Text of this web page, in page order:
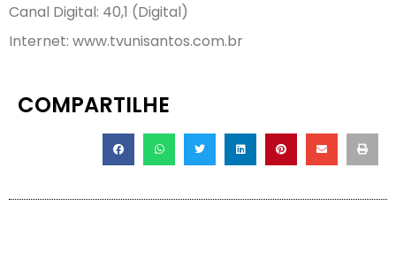
Canal Digital: 40,1 (Digital)
Internet: www.tvunisantos.com.br
COMPARTILHE